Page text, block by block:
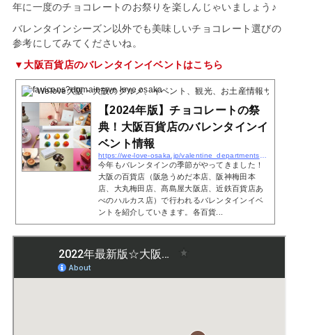
年に一度のチョコレートのお祭りを楽しんじゃいましょう♪
バレンタインシーズン以外でも美味しいチョコレート選びの
参考にしてみてくださいね。
▼大阪百貨店のバレンタインイベントはこちら
Welove大阪・大阪のグルメ、イベント、観光、お土産情報サイト
【2024年版】チョコレートの祭
典！大阪百貨店のバレンタインイ
ベント情報
今年もバレンタインの季節がやってきました！
大阪の百貨店（阪急うめだ本店、阪神梅田本
店、大丸梅田店、髙島屋大阪店、近鉄百貨店あ
べのハルカス店）で行われるバレンタインイベ
ントを紹介していきます。各百貨...